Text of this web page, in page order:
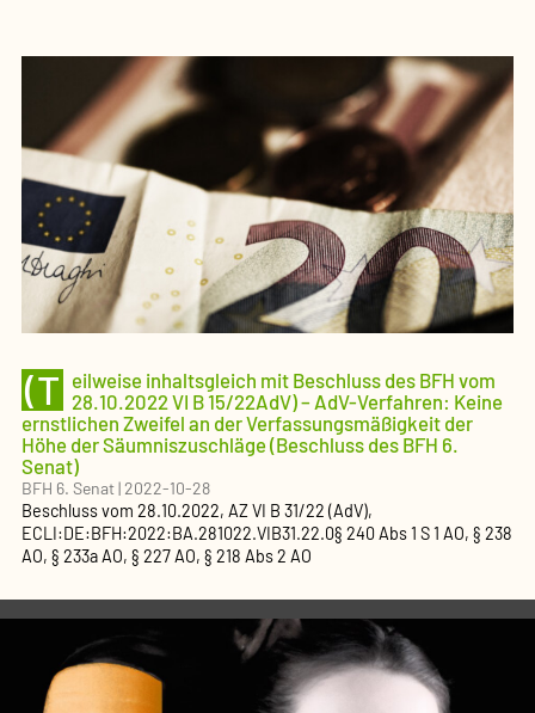
(T eilweise inhaltsgleich mit Beschluss des BFH vom
28.10.2022 VI B 15/22AdV) – AdV-Verfahren: Keine
ernstlichen Zweifel an der Verfassungsmäßigkeit der
Höhe der Säumniszuschläge (Beschluss des BFH 6.
Senat)
BFH 6. Senat|2022-10-28
Beschlussvom 28.10.2022, AZVI B 31/22 (AdV),
ECLI:DE:BFH:2022:BA.281022.VIB31.22.0§ 240 Abs 1 S 1 AO, § 238
AO, § 233a AO, § 227 AO, § 218 Abs 2 AO